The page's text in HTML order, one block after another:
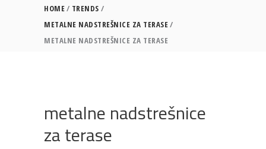
HOME
TRENDS
METALNE NADSTREŠNICE ZA TERASE
METALNE NADSTREŠNICE ZA TERASE
metalne nadstrešnice
za terase